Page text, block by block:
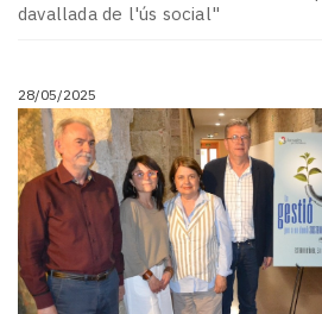
davallada de l'ús social"
28/05/2025